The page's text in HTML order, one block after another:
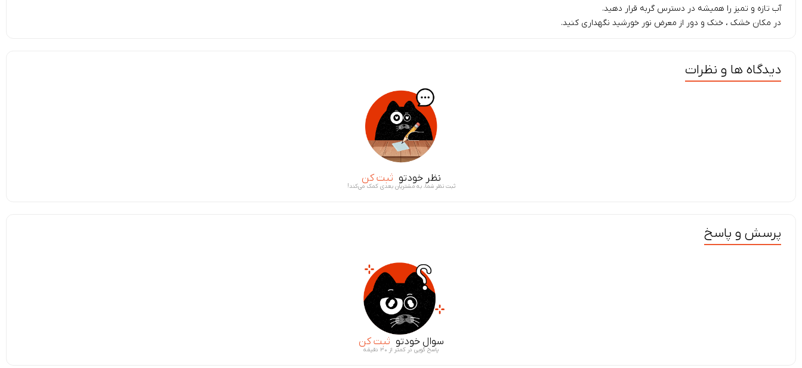
آب تازه و تمیز را همیشه در دسترس گربه قرار دهید.
در مکان خشک ، خنک و دور از معرض نور خورشید نگهداری کنید.
دیدگاه ها و نظرات
نظر خودتو ثبت کن
ثبت نظر شما، به مشتریان بعدی کمک می‌کند!
پرسش و پاسخ
سوال خودتو ثبت کن
پاسخ گویی در کمتر از ۳۰ دقیقه